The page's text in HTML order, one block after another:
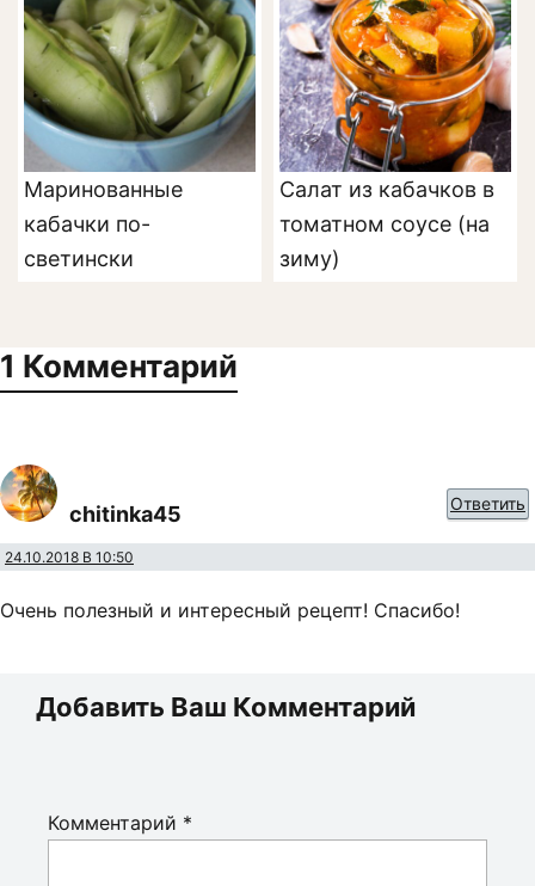
Маринованные
кабачки по-
светински
Cалат из кабачков в
томатном соусе (на
зиму)
1 Комментарий
chitinka45
24.10.2018 В 10:50
Очень полезный и интересный рецепт! Спасибо!
Ответить
Добавить Ваш Комментарий
Комментарий *